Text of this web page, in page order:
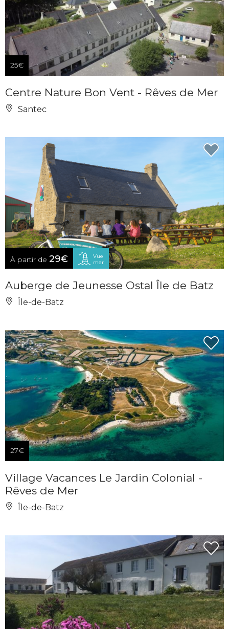
25€
Centre Nature Bon Vent - Rêves de Mer
Santec
À partir de 29€
Vue
mer
Auberge de Jeunesse Ostal Île de Batz
Île-de-Batz
27€
Village Vacances Le Jardin Colonial -
Rêves de Mer
Île-de-Batz